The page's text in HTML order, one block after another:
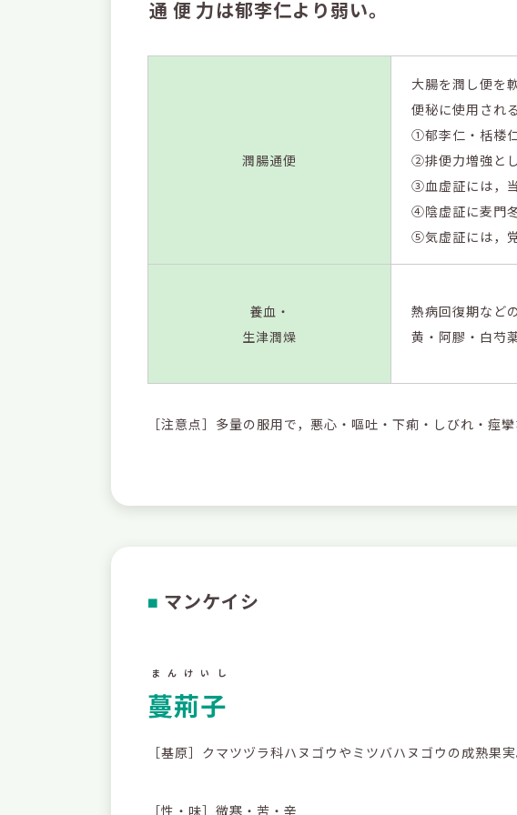
通便力は郁李仁より弱い。
潤腸通便
大腸を潤し便を
便秘に使用される
①郁李仁・栝楼
②排便力増強と
③血虚証には，
④陰虚証に麦門
⑤気虚証には，
養血・
生津潤燥
熱病回復期など
黄・阿膠・白芍
［注意点］多量の服用で，悪心・嘔吐・下痢・しびれ・痙
■ マンケイシ
蔓荊子
まんけいし
［基原］クマツヅラ科ハヌゴウやミツバハヌゴウの成熟果実
［性・味］微寒・苦・辛